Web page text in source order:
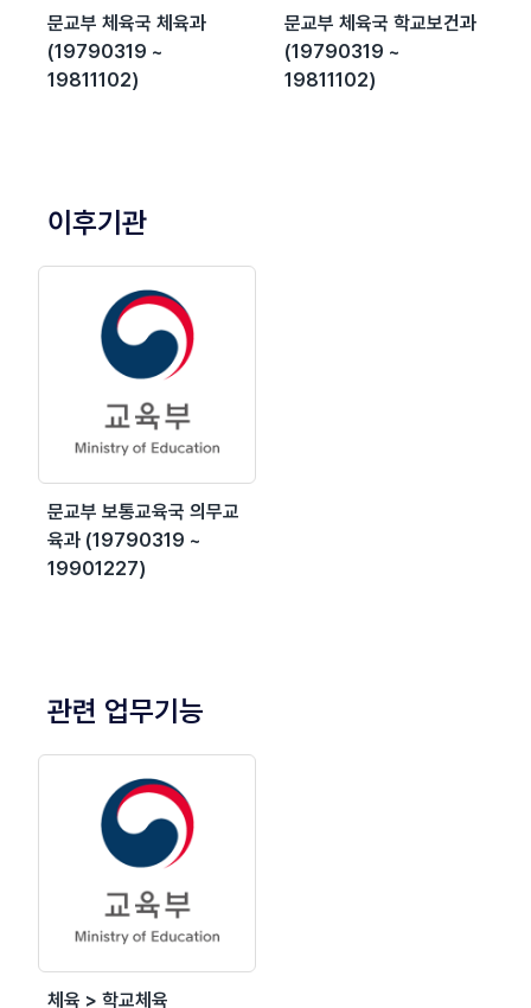
문교부 체육국 체육과
(19790319 ~
19811102)
문교부 체육국 학교보건과
(19790319 ~
19811102)
이후기관
문교부 보통교육국 의무교
육과 (19790319 ~
19901227)
관련 업무기능
체육 > 학교체육